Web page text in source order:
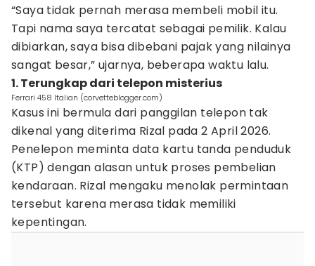
“Saya tidak pernah merasa membeli mobil itu.
Tapi nama saya tercatat sebagai pemilik. Kalau
dibiarkan, saya bisa dibebani pajak yang nilainya
sangat besar,” ujarnya, beberapa waktu lalu.
1. Terungkap dari telepon misterius
Ferrari 458 Italian (corvetteblogger.com)
Kasus ini bermula dari panggilan telepon tak
dikenal yang diterima Rizal pada 2 April 2026.
Penelepon meminta data kartu tanda penduduk
(KTP) dengan alasan untuk proses pembelian
kendaraan. Rizal mengaku menolak permintaan
tersebut karena merasa tidak memiliki
kepentingan.